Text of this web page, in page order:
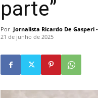
parte”
Por Jornalista Ricardo De Gasperi
21 de junho de 2025